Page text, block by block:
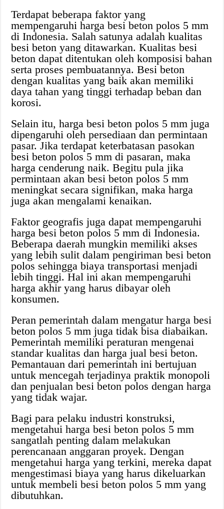
Terdapat beberapa faktor yang
mempengaruhi harga besi beton polos 5 mm
di Indonesia. Salah satunya adalah kualitas
besi beton yang ditawarkan. Kualitas besi
beton dapat ditentukan oleh komposisi bahan
serta proses pembuatannya. Besi beton
dengan kualitas yang baik akan memiliki
daya tahan yang tinggi terhadap beban dan
korosi.
Selain itu, harga besi beton polos 5 mm juga
dipengaruhi oleh persediaan dan permintaan
pasar. Jika terdapat keterbatasan pasokan
besi beton polos 5 mm di pasaran, maka
harga cenderung naik. Begitu pula jika
permintaan akan besi beton polos 5 mm
meningkat secara signifikan, maka harga
juga akan mengalami kenaikan.
Faktor geografis juga dapat mempengaruhi
harga besi beton polos 5 mm di Indonesia.
Beberapa daerah mungkin memiliki akses
yang lebih sulit dalam pengiriman besi beton
polos sehingga biaya transportasi menjadi
lebih tinggi. Hal ini akan mempengaruhi
harga akhir yang harus dibayar oleh
konsumen.
Peran pemerintah dalam mengatur harga besi
beton polos 5 mm juga tidak bisa diabaikan.
Pemerintah memiliki peraturan mengenai
standar kualitas dan harga jual besi beton.
Pemantauan dari pemerintah ini bertujuan
untuk mencegah terjadinya praktik monopoli
dan penjualan besi beton polos dengan harga
yang tidak wajar.
Bagi para pelaku industri konstruksi,
mengetahui harga besi beton polos 5 mm
sangatlah penting dalam melakukan
perencanaan anggaran proyek. Dengan
mengetahui harga yang terkini, mereka dapat
mengestimasi biaya yang harus dikeluarkan
untuk membeli besi beton polos 5 mm yang
dibutuhkan.